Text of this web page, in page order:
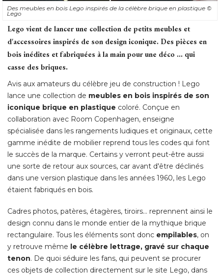
Des meubles en bois Lego inspirés de la célèbre brique en plastique ©
Lego
Lego vient de lancer une collection de petits meubles et
d'accessoires inspirés de son design iconique. Des pièces en
bois inédites et fabriquées à la main pour une déco ... qui
casse des briques.
Avis aux amateurs du célèbre jeu de construction ! Lego
lance une collection de meubles en bois inspirés de son
iconique brique en plastique coloré. Conçue en
collaboration avec Room Copenhagen, enseigne
spécialisée dans les rangements ludiques et originaux, cette
gamme inédite de mobilier reprend tous les codes qui font
le succès de la marque. Certains y verront peut-être aussi
une sorte de retour aux sources, car avant d'être déclinés
dans une version plastique dans les années 1960, les Lego
étaient fabriqués en bois.
Cadres photos, patères, étagères, tiroirs... reprennent ainsi le
design connu dans le monde entier de la mythique brique
rectangulaire. Tous les éléments sont donc empilables, on
y retrouve même le célèbre lettrage, gravé sur chaque
tenon. De quoi séduire les fans, qui peuvent se procurer
ces objets de collection directement sur le site Lego, dans